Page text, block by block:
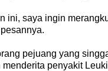
ini, saya ingin
pejuang yang
menderita penyakit